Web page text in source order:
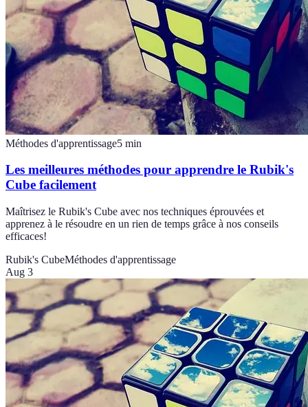
Méthodes d'apprentissage5 min
Les meilleures méthodes pour apprendre le Rubik's
Cube facilement
Maîtrisez le Rubik's Cube avec nos techniques éprouvées et
apprenez à le résoudre en un rien de temps grâce à nos conseils
efficaces!
Rubik's CubeMéthodes d'apprentissage
Aug 3